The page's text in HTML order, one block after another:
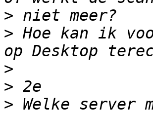
>
> Hoe kan ik
>
>
> Welke